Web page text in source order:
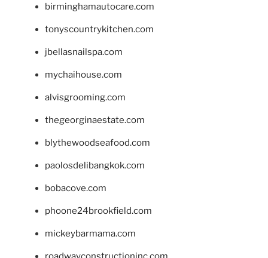
birminghamautocare.com
tonyscountrykitchen.com
jbellasnailspa.com
mychaihouse.com
alvisgrooming.com
thegeorginaestate.com
blythewoodseafood.com
paolosdelibangkok.com
bobacove.com
phoone24brookfield.com
mickeybarmama.com